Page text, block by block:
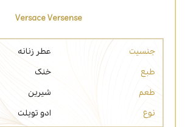
Versace Versense
جنسیت
عطر زنانه
طبع
خنک
طعم
شیرین
نوع
ادو تویلت